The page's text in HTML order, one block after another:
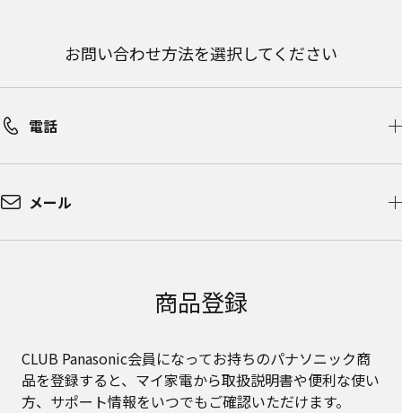
お問い合わせ方法を選択してください
電話
メール
商品登録
CLUB Panasonic会員になってお持ちのパナソニック商
品を登録すると、マイ家電から取扱説明書や便利な使い
方、サポート情報をいつでもご確認いただけます。